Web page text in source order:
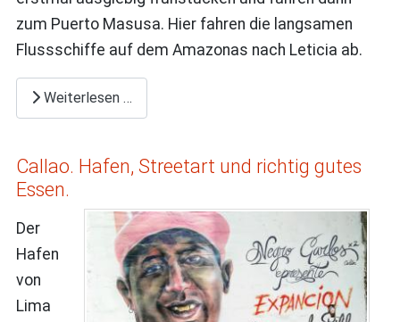
zum Puerto Masusa. Hier fahren die langsamen
Flussschiffe auf dem Amazonas nach Leticia ab.
Weiterlesen …
Callao. Hafen, Streetart und richtig gutes
Essen.
Der
Hafen
von
Lima